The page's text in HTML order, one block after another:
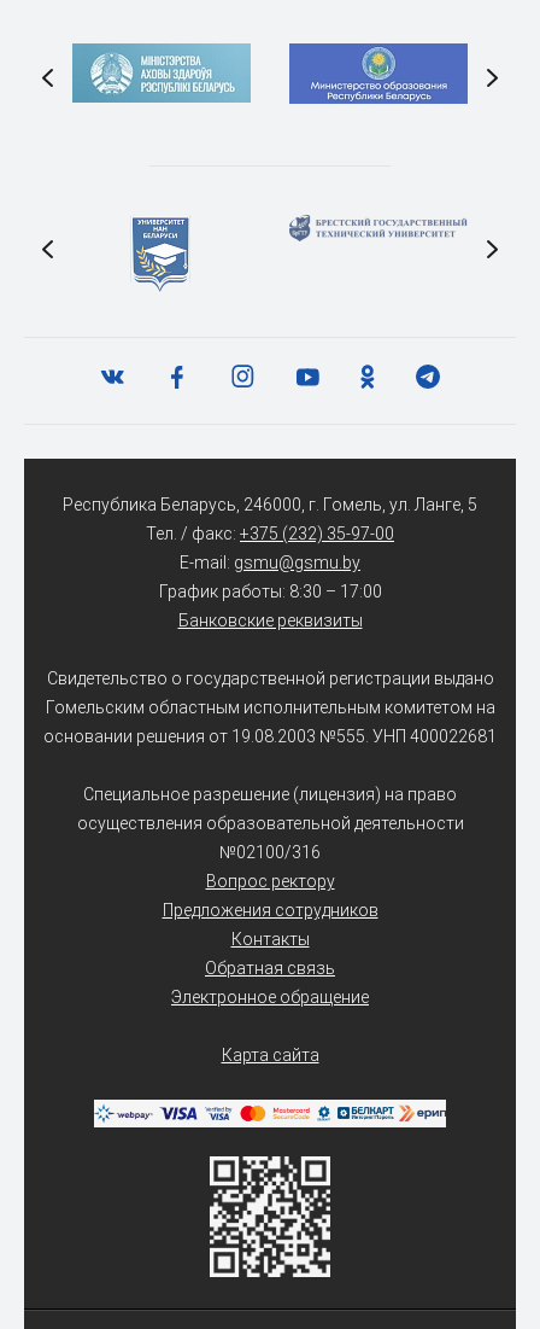
Республика Беларусь, 246000, г. Гомель, ул. Ланге, 5
Тел. / факс: +375 (232) 35-97-00
E-mail: gsmu@gsmu.by
График работы: 8:30 – 17:00
Банковские реквизиты
Свидетельство о государственной регистрации выдано
Гомельским областным исполнительным комитетом на
основании решения от 19.08.2003 №555. УНП 400022681
Специальное разрешение (лицензия) на право
осуществления образовательной деятельности
№02100/316
Вопрос ректору
Предложения сотрудников
Контакты
Обратная связь
Электронное обращение
Карта сайта